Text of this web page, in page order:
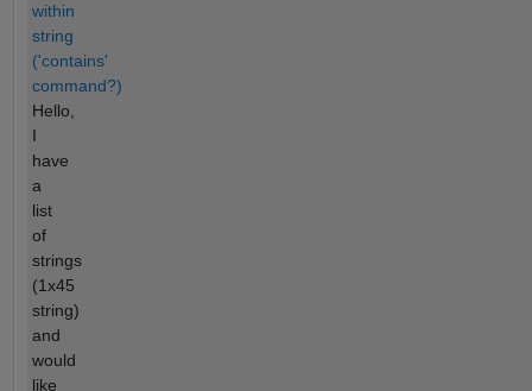
within
string
('contains'
command?)
Hello,
I
have
a
list
of
strings
(1x45
string)
and
would
like